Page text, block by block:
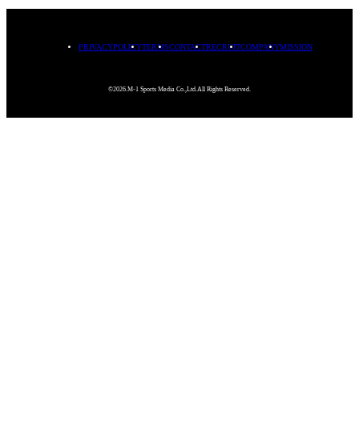
PRIVACYPOLICYTERMSCONTACTRECRUITCOMPANYMISSION
©2026.M-1 Sports Media Co.,Ltd.All Rights Reserved.